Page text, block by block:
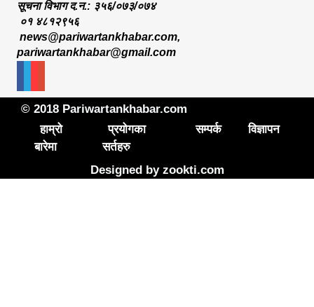
सूचना विभाग द.न.: ३५६/०७३/०७४
०१ ४८१२९५६
news@pariwartankhabar.com,
pariwartankhabar@gmail.com
© 2018 Pariwartankhabar.com
हाम्रो
बारेमा
प्रयोगका
सर्तहरु
सम्पर्क विज्ञापन
Designed by zookti.com